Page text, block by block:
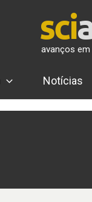
avanços em
Notícias